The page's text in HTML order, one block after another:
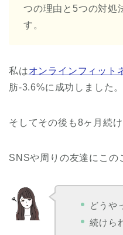
つの理由と5つの対処
す。
私はオンラインフィット
肪-3.6%に成功しました。
そしてその後も8ヶ月続
SNSや周りの友達にこの
どうや
続けら